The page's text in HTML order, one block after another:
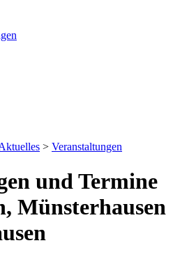
> Veranstaltungen
und Termine
Münsterhausen